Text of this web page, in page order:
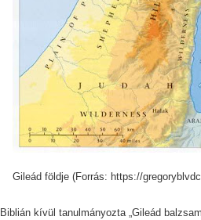
Gileád földje (Forrás: https://
kívül tanulmányozta „Gileád